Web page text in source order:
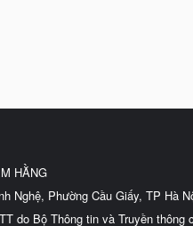
HẰNG
Nghệ, Phường Cầu Giấy, TP Hà
do Bộ Thông tin và Truyền thông